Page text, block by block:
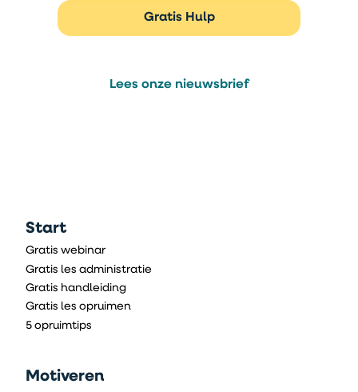
Gratis Hulp
Lees onze nieuwsbrief
Start
Gratis webinar
Gratis les administratie
Gratis handleiding
Gratis les opruimen
5 opruimtips
Motiveren